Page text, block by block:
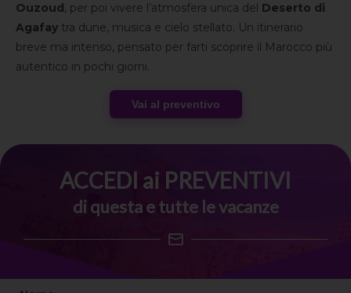
cammello tra le dune di Agafay, in un’atmosfera davvero
unica.
Ouzoud, per poi vivere l’atmosfera unica del Deserto di
Agafay tra dune, musica e cielo stellato. Un itinerario
breve ma intenso, pensato per farti scoprire il Marocco più
autentico in pochi giorni.
Vai al preventivo
ACCEDI ai PREVENTIVI
di questa e tutte le vacanze